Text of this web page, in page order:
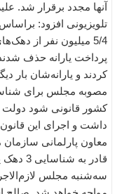
آنها مجدد برقرار شد.
تلویزیونی افزود:
5/4 میلیون نفر از
کردند و یارانه‌شان بار
کشور قانونی شود دولت
داشت و اجرای این
معاون پارلمانی
قادر
سه‌شنبه مجلس